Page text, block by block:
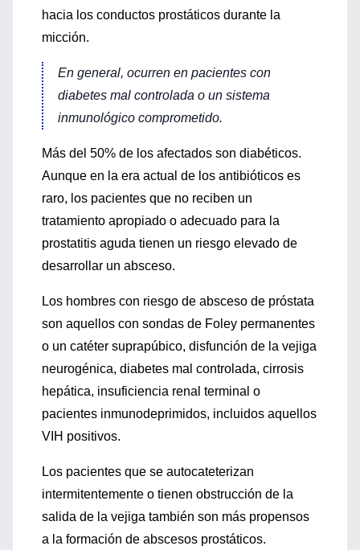
hacia los conductos prostáticos durante la
micción.
En general, ocurren en pacientes con
diabetes mal controlada o un sistema
inmunológico comprometido.
Más del 50% de los afectados son diabéticos.
Aunque en la era actual de los antibióticos es
raro, los pacientes que no reciben un
tratamiento apropiado o adecuado para la
prostatitis aguda tienen un riesgo elevado de
desarrollar un absceso.
Los hombres con riesgo de absceso de próstata
son aquellos con sondas de Foley permanentes
o un catéter suprapúbico, disfunción de la vejiga
neurogénica, diabetes mal controlada, cirrosis
hepática, insuficiencia renal terminal o
pacientes inmunodeprimidos, incluidos aquellos
VIH positivos.
Los pacientes que se autocateterizan
intermitentemente o tienen obstrucción de la
salida de la vejiga también son más propensos
a la formación de abscesos prostáticos.